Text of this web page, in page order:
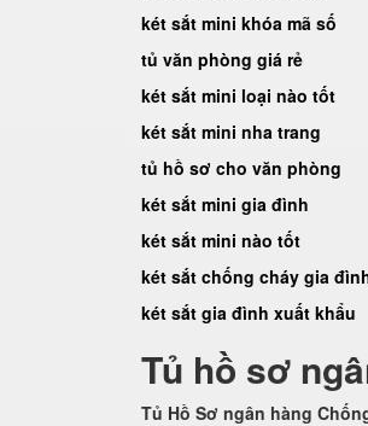
két sắt mini khóa mã số
tủ văn phòng giá rẻ
két sắt mini loại nào tốt
két sắt mini nha trang
tủ hồ sơ cho văn phòng
két sắt mini gia đình
két sắt mini nào tốt
két sắt chống cháy gia
két sắt gia đình xuất khẩu
Tủ hồ sơ
Tủ Hồ Sơ ngân hàng